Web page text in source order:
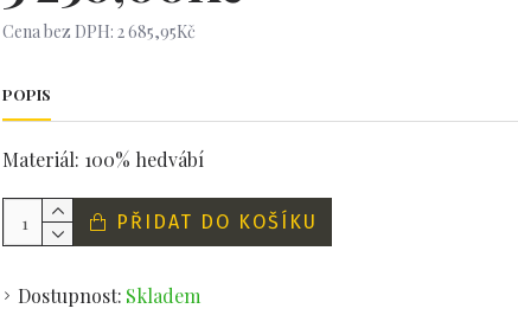
Dostupnost: Skladem
Cena bez DPH: 2 685,95Kč
PŘIDAT DO KOŠÍKU
POPIS
Materiál: 100% hedvábí